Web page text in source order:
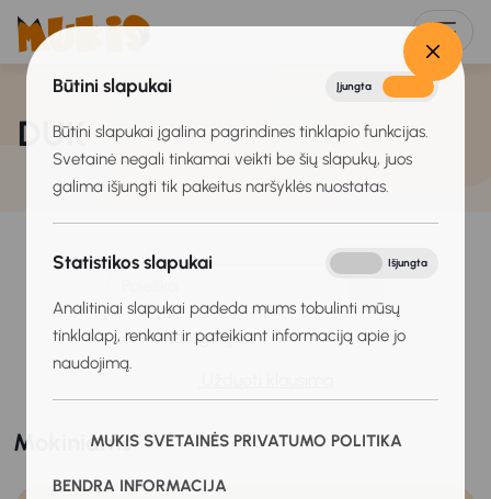
Būtini slapukai Įjungta
Būtini slapukai įgalina pagrindines tinklapio funkcijas.
Svetainė negali tinkamai veikti be šių slapukų, juos
galima išjungti tik pakeitus naršyklės nuostatas.
Statistikos slapukai Išjungta
Analitiniai slapukai padeda mums tobulinti mūsų
tinklalapį, renkant ir pateikiant informaciją apie jo
naudojimą.
MUKIS SVETAINĖS PRIVATUMO POLITIKA
BENDRA INFORMACIJA
DUK
Kategorija
Mokiniams